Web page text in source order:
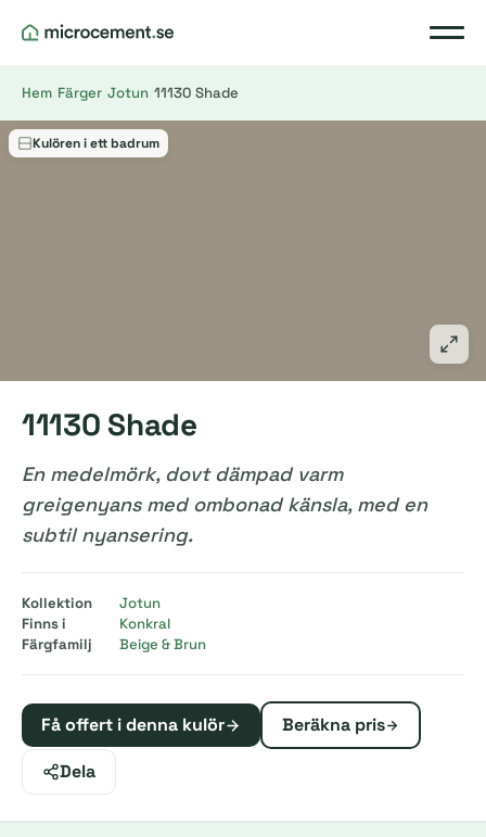
Hem Färger Jotun 11130 Shade
Kulören i ett badrum
11130 Shade
En medelmörk, dovt dämpad varm
greigenyans med ombonad känsla, med en
subtil nyansering.
Kollektion
Jotun
Finns i
Konkral
Färgfamilj
Beige & Brun
Få offert i denna kulör Beräkna pris
Dela